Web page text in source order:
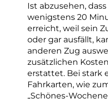
Ist abzusehen,
wenigstens 20
erreicht, weil sein
oder gar ausfällt,
anderen Zug
zusätzlichen
erstattet. Bei stark
Fahrkarten, wie
„Schönes-